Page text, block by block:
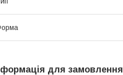
для замовлення